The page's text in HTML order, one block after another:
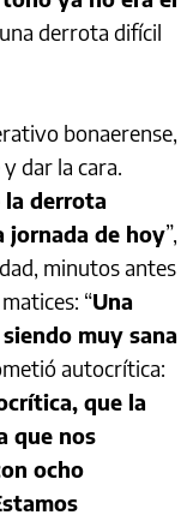
derrota difícil
bonaerense,
dar la cara.
la derrota
jornada de hoy”,
minutos antes
“Una
muy sana
autocrítica:
que la
que nos
ocho